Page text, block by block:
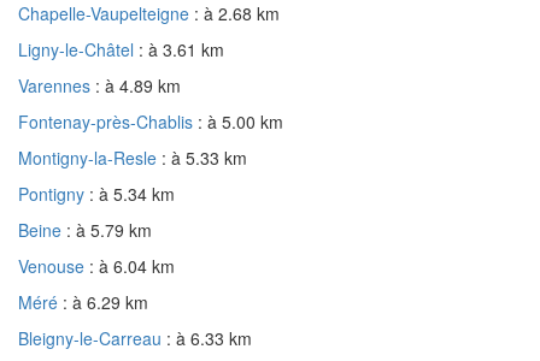
Chapelle-Vaupelteigne : à 2.68 km
Ligny-le-Châtel : à 3.61 km
Varennes : à 4.89 km
Fontenay-près-Chablis : à 5.00 km
Montigny-la-Resle : à 5.33 km
Pontigny : à 5.34 km
Beine : à 5.79 km
Venouse : à 6.04 km
Méré : à 6.29 km
Bleigny-le-Carreau : à 6.33 km